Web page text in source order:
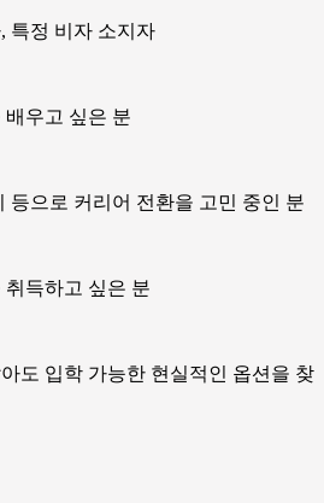
특정 비자 소지자
우고 싶은 분
등으로 커리어 전환을 고민 중인 분
득하고 싶은 분
도 입학 가능한 현실적인 옵션을 찾